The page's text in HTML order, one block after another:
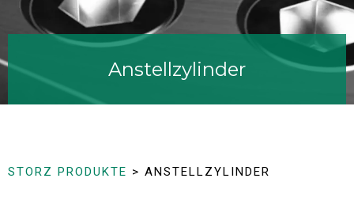
Anstellzylinder
STORZ PRODUKTE > ANSTELLZYLINDER